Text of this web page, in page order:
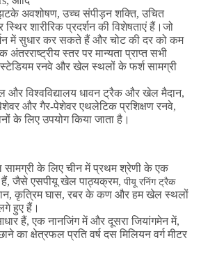
अवशोषण, उच्च संपीड़न शक्ति, उचित
शारीरिक प्रदर्शन की विशेषताएं हैं।जो
में सुधार कर सकते हैं और चोट की दर को कम
स्तर पर मान्यता प्राप्त सभी
रनवे और खेल स्थलों के फर्श सामग्री
विश्वविद्यालय धावन ट्रैक और खेल मैदान,
और गैर-पेशेवर एथलेटिक प्रशिक्षण रनवे,
के लिए उपयोग किया जाता है।
सामग्री के लिए चीन में प्रथम श्रेणी के एक
हैं, जैसे एसपीयू खेल पाठ्यक्रम, पीयू रनिंग ट्रैक
कृत्रिम घास, रबर के कण और हम खेल स्थलों
हुए हैं।
हैं, एक नानजिंग में और दूसरा जियांगमेन में,
का क्षेत्रफल प्रति वर्ष दस मिलियन वर्ग मीटर